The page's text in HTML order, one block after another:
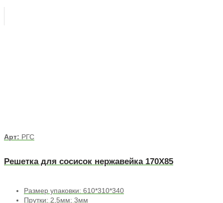
Арт: РГС
Решетка для сосисок нержавейка 170Х85
Размер упаковки: 610*310*340
Прутки: 2,5мм; 3мм